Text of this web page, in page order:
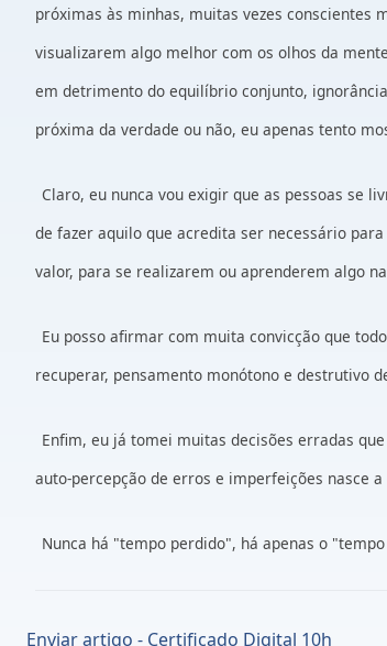
próximas às minhas, muitas vezes conscientes
visualizarem algo melhor com os olhos da
em detrimento do equilíbrio conjunto,
próxima da verdade ou não, eu apenas tento
Claro, eu nunca vou exigir que as pessoas se
de fazer aquilo que acredita ser necessário
valor, para se realizarem ou aprenderem algo
Eu posso afirmar com muita convicção que
recuperar, pensamento monótono e destrutivo
Enfim, eu já tomei muitas decisões erradas
auto-percepção de erros e imperfeições nasce
Nunca há "tempo perdido", há apenas o
Enviar artigo - Certificado Digital 10h